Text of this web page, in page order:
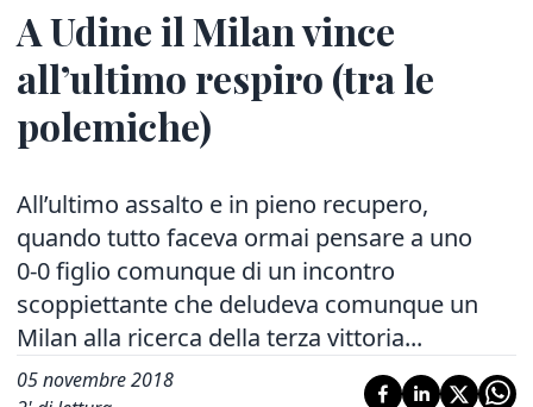
A Udine il Milan vince
all’ultimo respiro (tra le
polemiche)
All’ultimo assalto e in pieno recupero,
quando tutto faceva ormai pensare a uno
0-0 figlio comunque di un incontro
scoppiettante che deludeva comunque un
Milan alla ricerca della terza vittoria...
05 novembre 2018